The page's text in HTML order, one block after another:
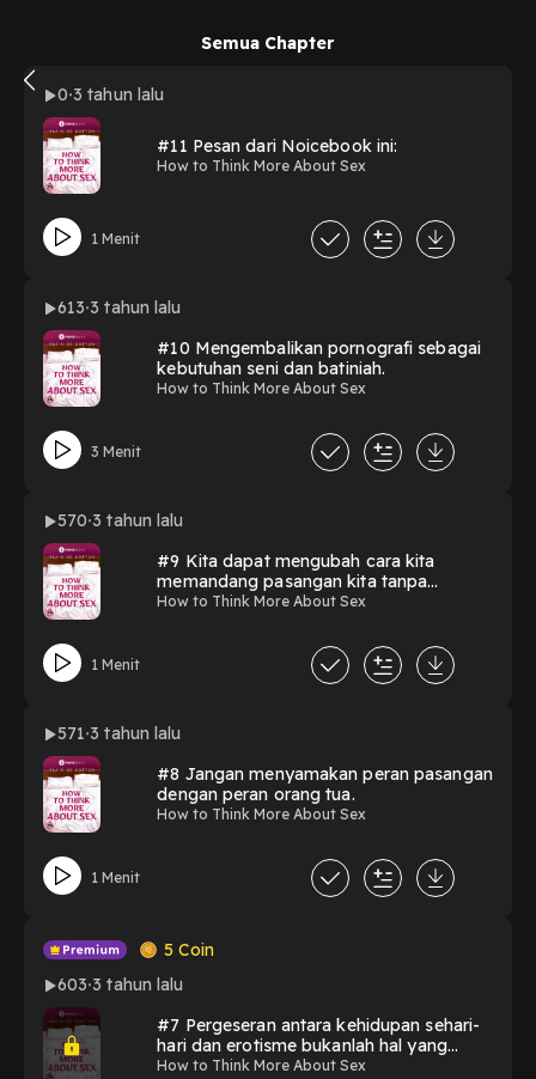
Semua Chapter
0 3 tahun lalu
#11 Pesan dari Noicebook ini:
How to Think More About Sex
1 Menit
613 3 tahun lalu
#10 Mengembalikan pornografi sebagai
kebutuhan seni dan batiniah.
How to Think More About Sex
3 Menit
570 3 tahun lalu
#9 Kita dapat mengubah cara kita
memandang pasangan kita tanpa
menyerah padanya.
How to Think More About Sex
1 Menit
571 3 tahun lalu
#8 Jangan menyamakan peran pasangan
dengan peran orang tua.
How to Think More About Sex
1 Menit
5 Coin
603 3 tahun lalu
#7 Pergeseran antara kehidupan sehari-
hari dan erotisme bukanlah hal yang
mudah.
How to Think More About Sex